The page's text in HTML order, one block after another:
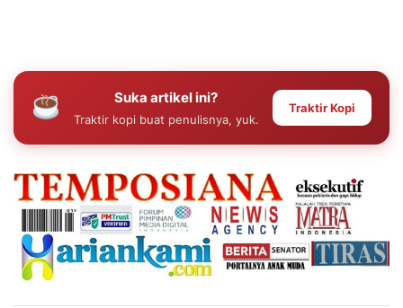
Suka artikel ini?
Traktir kopi buat penulisnya, yuk.
Traktir Kopi